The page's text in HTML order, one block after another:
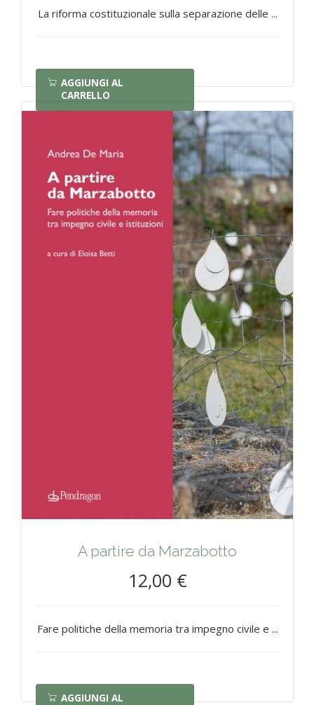
La riforma costituzionale sulla separazione delle ...
AGGIUNGI AL
CARRELLO
A partire da Marzabotto
12,00 €
Fare politiche della memoria tra impegno civile e ...
AGGIUNGI AL